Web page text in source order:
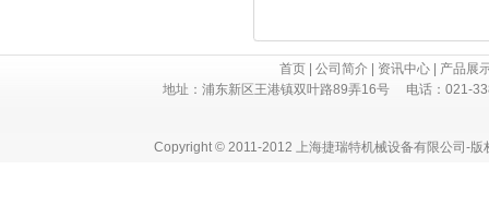
首页 公司简介 资讯中心
产品展
地址：浦东新区王港镇双叶路89弄16号 电话：
Copyright © 2011-2012 上海捷瑞特机械设备有限公司-